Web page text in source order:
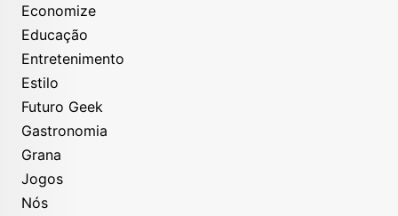
Economize
Educação
Entretenimento
Estilo
Futuro Geek
Gastronomia
Grana
Jogos
Nós